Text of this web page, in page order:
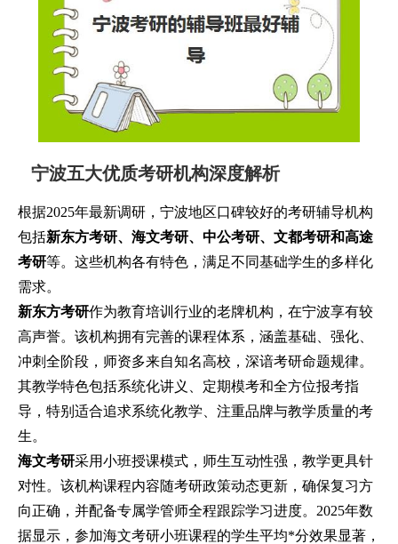
宁波五大优质考研机构深度解析
根据2025年最新调研，宁波地区口碑较好的考研辅导机构
包括新东方考研、海文考研、中公考研、文都考研和高途
考研等。这些机构各有特色，满足不同基础学生的多样化
需求。
新东方考研作为教育培训行业的老牌机构，在宁波享有较
高声誉。该机构拥有完善的课程体系，涵盖基础、强化、
冲刺全阶段，师资多来自知名高校，深谙考研命题规律。
其教学特色包括系统化讲义、定期模考和全方位报考指
导，特别适合追求系统化教学、注重品牌与教学质量的考
生。
海文考研采用小班授课模式，师生互动性强，教学更具针
对性。该机构课程内容随考研政策动态更新，确保复习方
向正确，并配备专属学管师全程跟踪学习进度。2025年数
据显示，参加海文考研小班课程的学生平均*分效果显著，